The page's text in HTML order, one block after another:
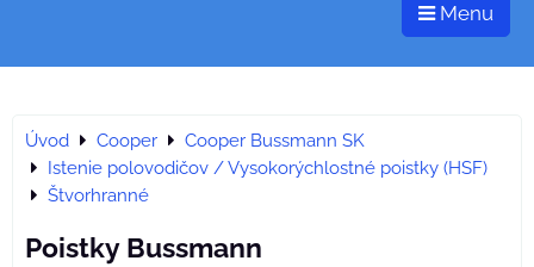
Menu
Úvod Cooper
Cooper Bussmann SK
Istenie polovodičov / Vysokorýchlostné poistky (HSF)
Štvorhranné
Poistky Bussmann